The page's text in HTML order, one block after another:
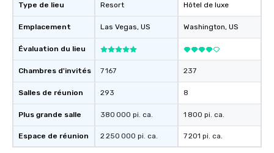
Type de lieu
Emplacement
Évaluation du lieu
Chambres d'invités
Salles de réunion
Plus grande salle
Espace de réunion
Resort
Las Vegas, US
7 167
293
380 000 pi. ca.
2 250 000 pi. ca.
Hôtel de luxe
Washington, US
237
8
1 800 pi. ca.
7 201 pi. ca.